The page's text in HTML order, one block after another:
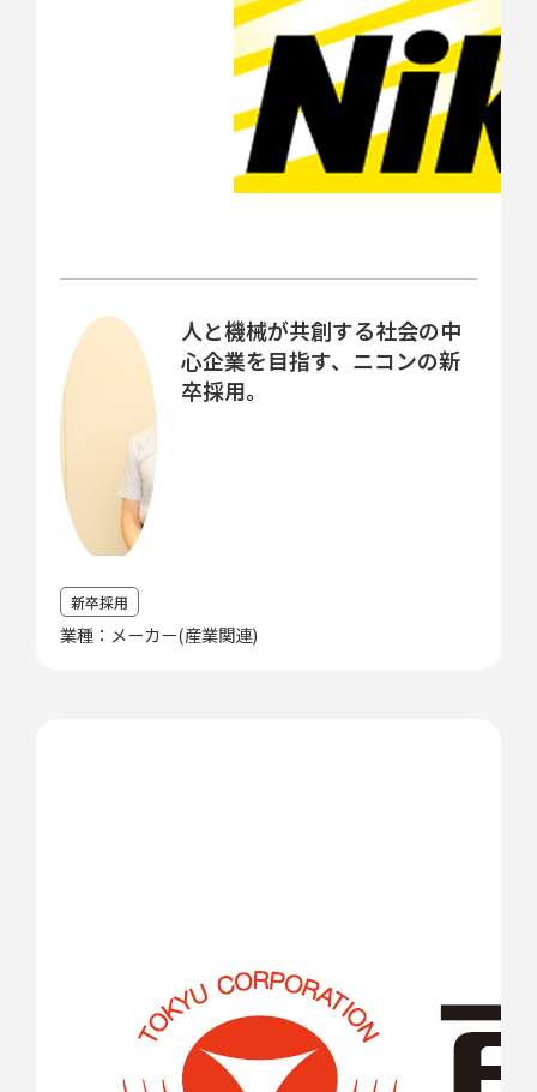
人と機械が共創する社会の中
心企業を目指す、ニコンの新
卒採用。
業種：メーカー(産業関連)
新卒採用